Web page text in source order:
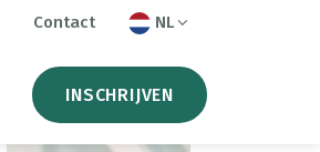
INSCHRIJVEN
Contact NL